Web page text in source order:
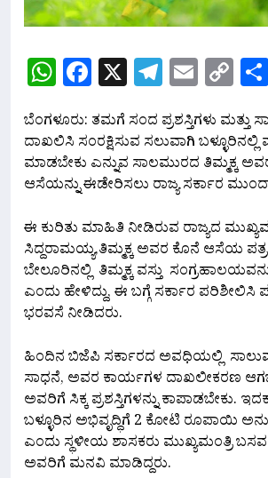
WhatsApp
Facebook
X Telegram
Email
ಬೆಂಗಳೂರು: ತಮಗೆ ಸಂದ ಪ್ರಶಸ್ತಿಗಳು ಮತ್ತು
ದಾಖಲಿಸಿ ಸಂರಕ್ಷಿಸುವ ಸಲುವಾಗಿ ಬಳ್ಳೂರಿನಲ್ಲಿ
ಮಾಡಬೇಕು ಎನ್ನುವ ಸಾಲಮುರದ ತಿಮ್ಮಕ್ಕ
ಆಸೆಯನ್ನು ಈಡೇರಿಸಲು ರಾಜ್ಯ ಸರ್ಕಾರ
ಈ ಕುರಿತು ಮಾಹಿತಿ ನೀಡಿರುವ ರಾಜ್ಯದ
ಸಿದ್ದರಾಮಯ್ಯ,ತಿಮ್ಮಕ್ಕ ಅವರ ಕೊನೆ ಆಸೆಯ ಪತ್ರ
ಬೇಲೂರಿನಲ್ಲಿ ತಿಮ್ಮಕ್ಕ ವಸ್ತು
ಎಂದು ಹೇಳಿದ್ದು, ಈ ಬಗ್ಗೆ ಸರ್ಕಾರ
ಭರವಸೆ ನೀಡಿದರು.
ಹಿಂದಿನ ಬಿಜೆಪಿ ಸರ್ಕಾರದ ಅವಧಿಯಲ್ಲಿ
ಸಾಧನೆ, ಅವರ ಕಾರ್ಯಗಳ ದಾಖಲೀಕರಣ
ಅವರಿಗೆ ಸಿಕ್ಕ ಪ್ರಶಸ್ತಿಗಳನ್ನು ಕಾಪಾಡಬೇಕು.
ಬಳ್ಳೂರಿನ ಅಭಿವೃದ್ಧಿಗೆ 2 ಕೋಟಿ ರೂಪಾಯಿ
ಎಂದು ಸ್ಥಳೀಯ ಶಾಸಕರು ಮುಖ್ಯಮಂತ್ರಿ
ಅವರಿಗೆ ಮನವಿ ಮಾಡಿದ್ದರು.